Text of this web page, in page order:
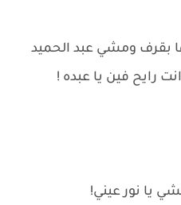
بقرف ومشي عبد الحميد
رايح فين يا عبده !
يا نور عيني!